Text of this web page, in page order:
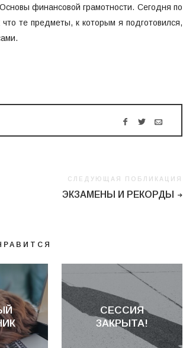
финансовой грамотности. Сегодня по
те предметы, к которым я подготовился,
СЛЕДУЮЩАЯ ПОБЛИКАЦИЯ
ЭКЗАМЕНЫ И РЕКОРДЫ
СЕССИЯ
ЗАКРЫТА!